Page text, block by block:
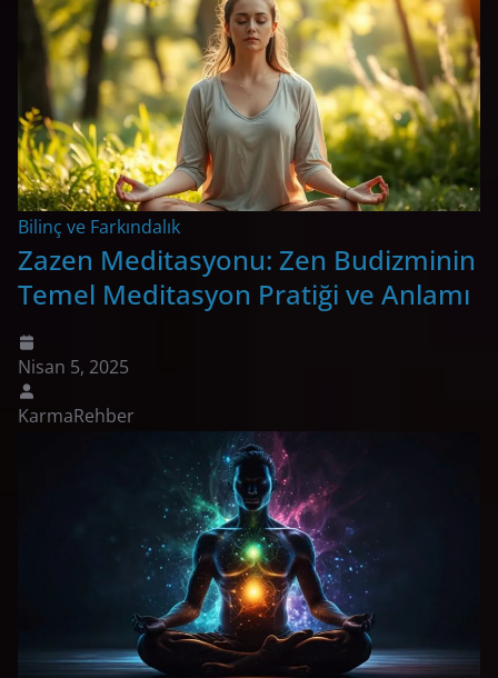
Bilinç ve Farkındalık
Zazen Meditasyonu: Zen Budizminin
Temel Meditasyon Pratiği ve Anlamı
Nisan 5, 2025
KarmaRehber